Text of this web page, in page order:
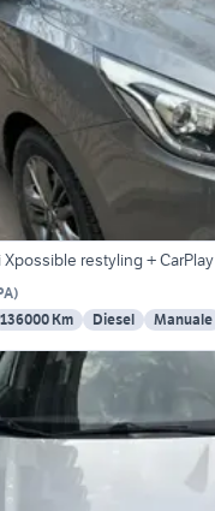
Xpossible restyling + CarPlay
)
136000 Km Diesel Manuale